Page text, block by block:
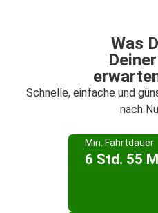
Was
Schnelle, einfache und
nach
Min. Fahrtdauer
6 Std. 55